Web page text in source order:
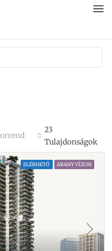
23
Tulajdonságok
ELÉRHETŐ ARANY VÍZUM